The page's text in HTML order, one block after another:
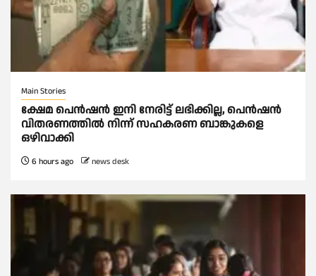
Main Stories
ക്ഷേമ പെൻഷൻ ഇനി നേരിട്ട് ലഭിക്കില്ല, പെൻഷൻ
വിതരണത്തില്‍ നിന്ന് സഹകരണ ബാങ്കുകളെ
ഒഴിവാക്കി
6 hours ago news desk